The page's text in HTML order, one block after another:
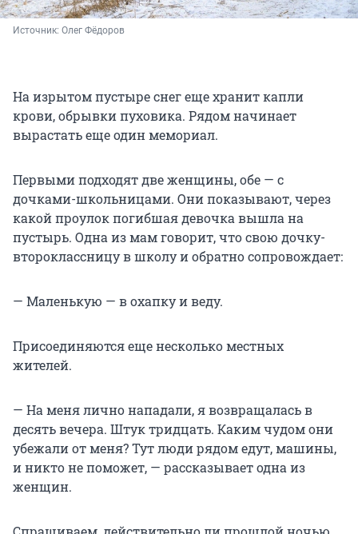
Источник: Олег Фёдоров
На изрытом пустыре снег еще хранит капли
крови, обрывки пуховика. Рядом начинает
вырастать еще один мемoриал.
Первыми подходят две женщины, обе — с
дочками-школьницами. Они показывают, через
какой проулок погибшая девочка вышла на
пустырь. Одна из мам говорит, что свою дочку-
второклассницу в школу и обратно сопровождает:
— Маленькую — в охапку и веду.
Присоединяются еще несколько местных
жителей.
— На меня лично нападали, я возвращалась в
десять вечера. Штук тридцать. Каким чудом они
убежали от меня? Тут люди рядом едут, машины,
и никто не поможет, — рассказывает одна из
женщин.